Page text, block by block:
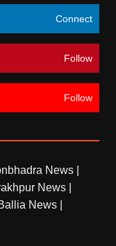
Connect
Follow
Follow
News
News
News